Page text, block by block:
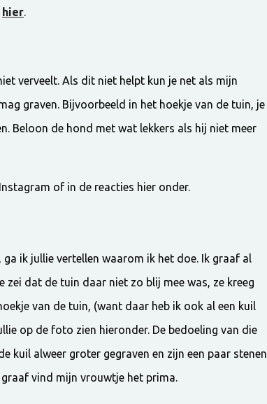
hier.
verveelt. Als dit niet helpt kun je net als mijn
graven. Bijvoorbeeld in het hoekje van de tuin, je
Beloon de hond met wat lekkers als hij niet meer
of in de reacties hier onder.
ik jullie vertellen waarom ik het doe. Ik graaf al
dat de tuin daar niet zo blij mee was, ze kreeg
van de tuin, (want daar heb ik ook al een kuil
op de foto zien hieronder. De bedoeling van die
kuil alweer groter gegraven en zijn een paar stenen
vind mijn vrouwtje het prima.